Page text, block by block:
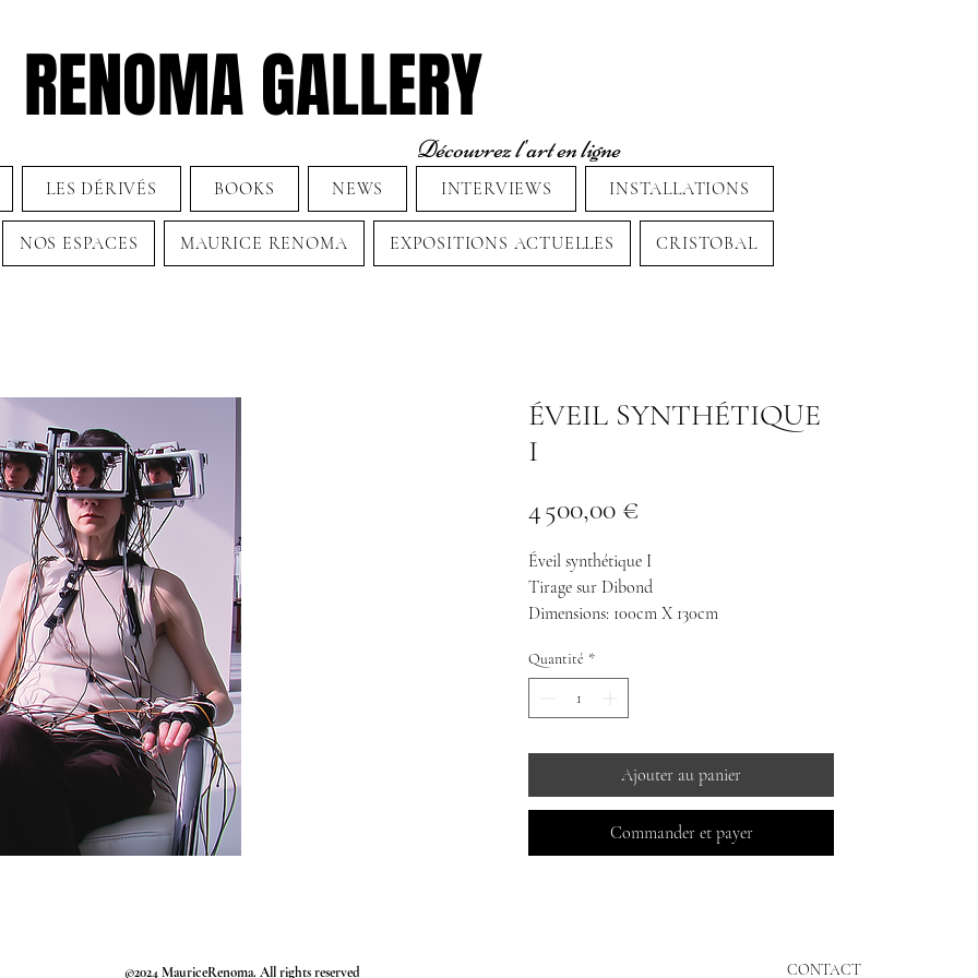
RENOMA GALLERY
Découvrez l'art en ligne
LES DÉRIVÉS BOOKS NEWS INTERVIEWS INSTALLATIONS
NOS ESPACES MAURICE RENOMA EXPOSITIONS ACTUELLES CRISTOBAL
ÉVEIL SYNTHÉTIQUE
I
4 500,00 €
Éveil synthétique I
Tirage sur Dibond
Dimensions: 100cm X 130cm
©mauricerenoma2025
Quantité *
Ajouter au panier
Commander et payer
©2024 MauriceRenoma. All rights reserved CONTACT